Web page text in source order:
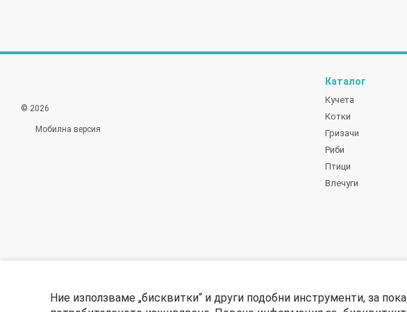
Ние използваме „бисквитки“ и други подобни инструменти, за
© 2026
Мобилна версия
Каталог
Кучета
Котки
Гризачи
Риби
Птици
Влечуги